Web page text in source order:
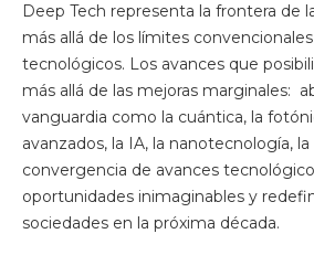
Deep Tech representa la frontera de
más allá de los límites
tecnológicos. Los avances que
más allá de las mejoras marginales:
vanguardia como la cuántica, la
avanzados, la IA, la nanotecnología,
convergencia de avances
oportunidades inimaginables y
sociedades en la próxima década.